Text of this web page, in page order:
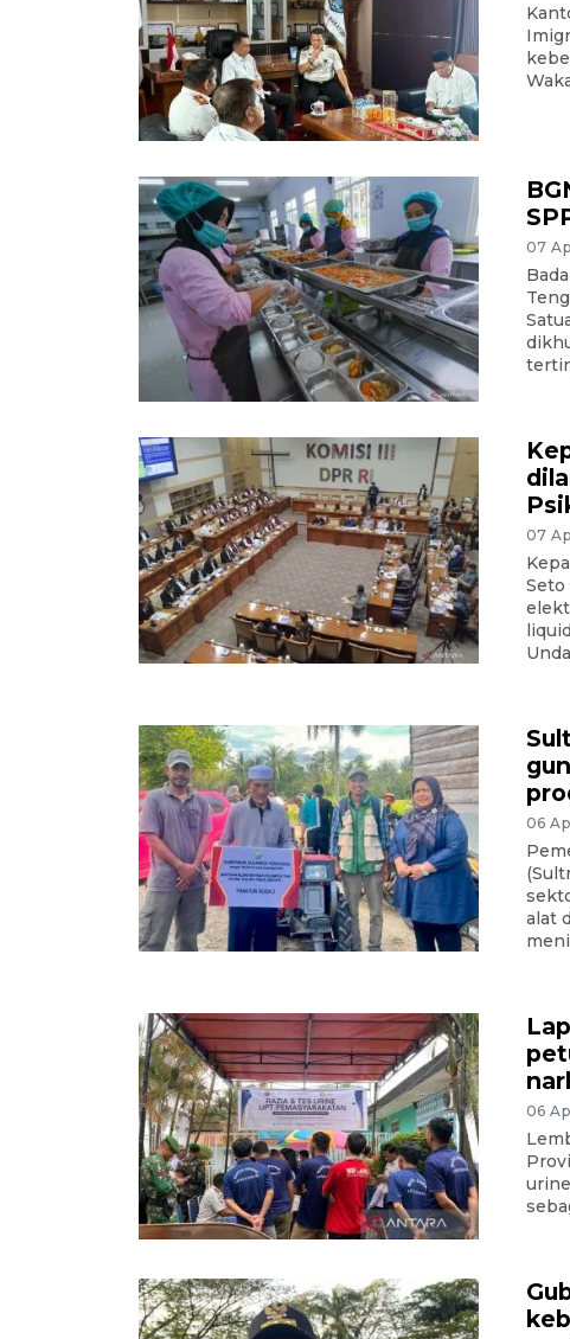
07
07
06
alat
06